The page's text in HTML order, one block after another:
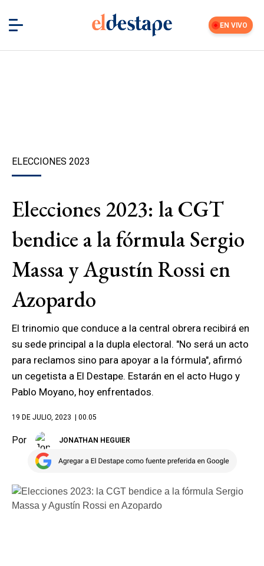
EN VIVO
ELECCIONES 2023
Elecciones 2023: la CGT
bendice a la fórmula Sergio
Massa y Agustín Rossi en
Azopardo
El trinomio que conduce a la central obrera recibirá en
su sede principal a la dupla electoral. "No será un acto
para reclamos sino para apoyar a la fórmula", afirmó
un cegetista a El Destape. Estarán en el acto Hugo y
Pablo Moyano, hoy enfrentados.
19 DE JULIO, 2023 | 00.05
Por JONATHAN HEGUIER